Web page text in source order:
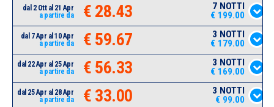
dal 2 Ott al 21 Apr
a partire da
€ 28.43
7 NOTTI
€ 199.00
dal 7 Apr al 10 Apr
a partire da
€ 59.67
3 NOTTI
€ 179.00
dal 22 Apr al 25 Apr
a partire da
€ 56.33
3 NOTTI
€ 169.00
dal 25 Apr al 28 Apr
a partire da
€ 33.00
3 NOTTI
€ 99.00